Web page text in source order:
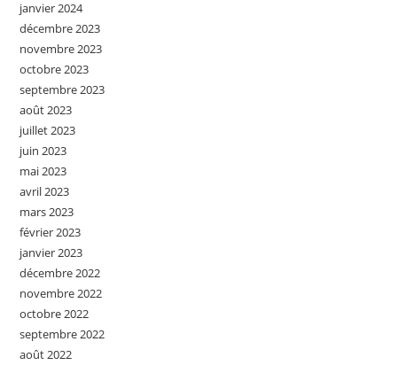
janvier 2024
décembre 2023
novembre 2023
octobre 2023
septembre 2023
août 2023
juillet 2023
juin 2023
mai 2023
avril 2023
mars 2023
février 2023
janvier 2023
décembre 2022
novembre 2022
octobre 2022
septembre 2022
août 2022